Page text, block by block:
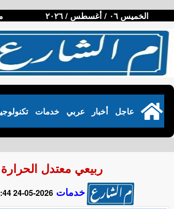
الخميس ٠٦ / أغسطس / ٢٠٢٦
خدمات عربي أخبار عاجل
ربيعي معتدل الحرارة في
خدمات 2026-05-24 03:31:44